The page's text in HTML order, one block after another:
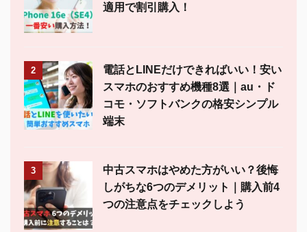
適用で割引購入！
2
電話とLINEだけできればいい！安い
スマホのおすすめ機種8選｜au・ド
コモ・ソフトバンクの格安シンプル
端末
3
中古スマホはやめた方がいい？後悔
しがちな6つのデメリット｜購入前4
つの注意点をチェックしよう